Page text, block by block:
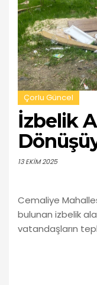
Çorlu Güncel
İzbelik
13 EKIM 2025
Cemaliye
bulunan izbelik
vatandaşların